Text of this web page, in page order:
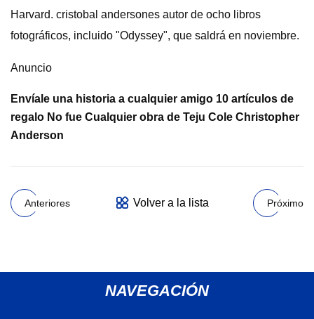
Harvard. cristobal andersones autor de ocho libros
fotográficos, incluido "Odyssey", que saldrá en noviembre.
Anuncio
Envíale una historia a cualquier amigo 10 artículos de
regalo No fue Cualquier obra de Teju Cole Christopher
Anderson
Anteriores Volver a la lista Próximo
NAVEGACIÓN